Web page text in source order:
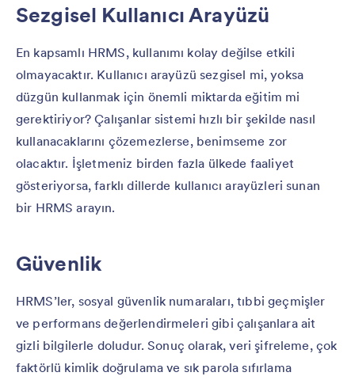
Sezgisel Kullanıcı Arayüzü
En kapsamlı HRMS, kullanımı kolay değilse etkili
olmayacaktır. Kullanıcı arayüzü sezgisel mi, yoksa
düzgün kullanmak için önemli miktarda eğitim mi
gerektiriyor? Çalışanlar sistemi hızlı bir şekilde nasıl
kullanacaklarını çözemezlerse, benimseme zor
olacaktır. İşletmeniz birden fazla ülkede faaliyet
gösteriyorsa, farklı dillerde kullanıcı arayüzleri sunan
bir HRMS arayın.
Güvenlik
HRMS’ler, sosyal güvenlik numaraları, tıbbi geçmişler
ve performans değerlendirmeleri gibi çalışanlara ait
gizli bilgilerle doludur. Sonuç olarak, veri şifreleme, çok
faktörlü kimlik doğrulama ve sık parola sıfırlama